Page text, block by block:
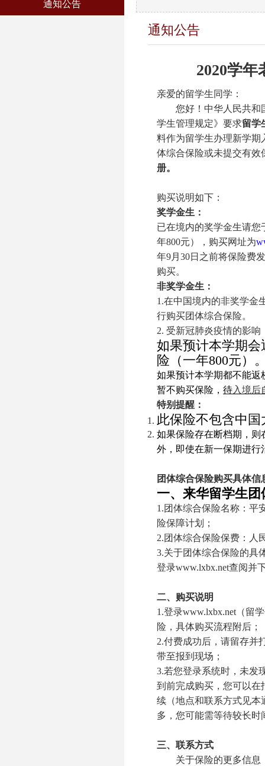
通知公告
通知公告
2020学年
亲爱的留学生同学：
您好！中华人民共和
学生管理规定》要求留学
料作为留学生办理新学期
体综合保险或未提交有效
册。
购买说明如下：
奖学金生：
已在境内的奖学金生请
年800元），购买网址为
年9月 30日之前将保险费
购买。
非奖学金生：
1.在中国境内的非奖学金
行购买团体综合保险。
2. 受新冠肺炎疫情的影
如果预计本学期
险（一年800元）
如果预计本学期都不能返
暂不购买保险， 待入境后
特别提醒：
此保险不包含中
如果保险存在断档期，则
外，即使在新一保期进行
团体综合保险购买具体信
一、来华留学生
1.团体综合保险名称：平
险保障计划；
2.团体综合保险保费：人
3.关于团体综合保险的具
登录www.lxbx.net查阅并
二、购买说明
1.登录www.lxbx.net（留
险，具体购买流程附后；
2.付费成功后，请留存并
带至报到现场；
3.若您登录系统时，未发
到前完成购买，您可以在
续（地点和联系方式见本
多，您可能需等待较长时
三、联系方式
关于保险的更多信息